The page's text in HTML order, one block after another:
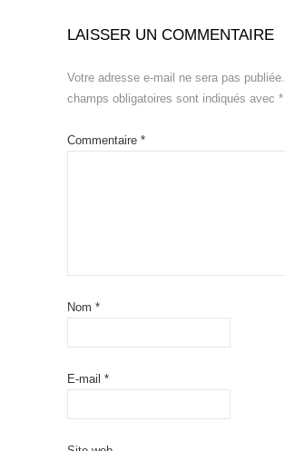
LAISSER UN COMMENTAIRE
Votre adresse e-mail ne sera pas publiée.
champs obligatoires sont indiqués avec *
Commentaire *
Nom *
E-mail *